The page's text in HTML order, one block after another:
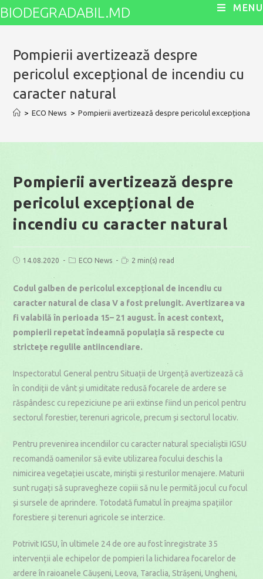
Skip
BIODEGRADABIL.MD MENU
Pompierii avertizează despre
pericolul excepțional de incendiu cu
caracter natural
> ECO News > Pompierii avertizează despre pericolul excepțional
Pompierii avertizează despre
pericolul excepțional de
incendiu cu caracter natural
Post14.08.2020
PostECO News
Reading
2 min(s) read
Codul galben de pericolul excepțional de incendiu cu
caracter natural de clasa V a fost prelungit. Avertizarea va
fi valabilă în perioada 15– 21 august. În acest context,
pompierii repetat îndeamnă populația să respecte cu
strictețe regulile antiincendiare.
Inspectoratul General pentru Situații de Urgență avertizează că
în condiții de vânt și umiditate redusă focarele de ardere se
răspândesc cu repeziciune pe arii extinse fiind un pericol pentru
sectorul forestier, terenuri agricole, precum și sectorul locativ.
Pentru prevenirea incendiilor cu caracter natural specialiștii IGSU
recomandă oamenilor să evite utilizarea focului deschis la
nimicirea vegetației uscate, miriștii și resturilor menajere. Maturii
sunt rugați să supravegheze copiii să nu le permită jocul cu focul
și sursele de aprindere. Totodată fumatul în preajma spațiilor
forestiere și terenuri agricole se interzice.
Potrivit IGSU, în ultimele 24 de ore au fost înregistrate 35
intervenții ale echipelor de pompieri la lichidarea focarelor de
ardere în raioanele Căușeni, Leova, Taraclia, Strășeni, Ungheni,